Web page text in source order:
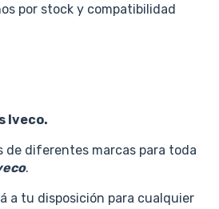
por stock y compatibilidad
Iveco.
de diferentes marcas para toda
.
a tu disposición para cualquier